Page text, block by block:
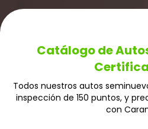
Catálogo de
Todos nuestros autos
inspección de 150 puntos, y
con